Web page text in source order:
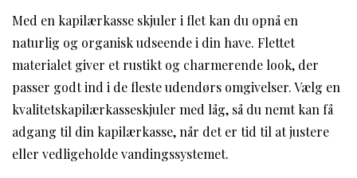
Med en kapilærkasse skjuler i flet kan du opnå en
naturlig og organisk udseende i din have. Flettet
materialet giver et rustikt og charmerende look, der
passer godt ind i de fleste udendørs omgivelser. Vælg en
kvalitetskapilærkasseskjuler med låg, så du nemt kan få
adgang til din kapilærkasse, når det er tid til at justere
eller vedligeholde vandingssystemet.